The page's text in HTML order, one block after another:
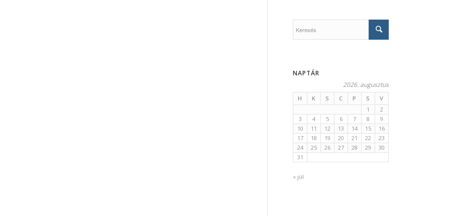
NAPTÁR
2026. augusztus
H K S C P S
V
1
2
3
4 5 6 7 8
9
10
11 12 13 14 15
16
17
18 19 20 21 22
23
24
25 26 27 28 29
30
31
« júl